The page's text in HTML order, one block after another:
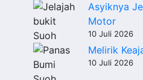
Asyiknya
Motor
10 Juli 2026
Melirik
10 Juli 2026